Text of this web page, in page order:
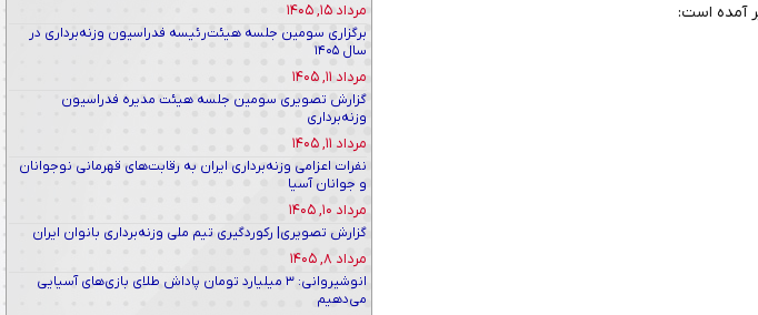
مرداد ۱۵, ۱۴۰۵
برگزاری سومین جلسه هیئت‌رئیسه فدراسیون وزنه‌برداری در
سال ۱۴۰۵
مرداد ۱۱, ۱۴۰۵
گزارش تصویری سومین جلسه هیئت مدیره فدراسیون
وزنه‌برداری
مرداد ۱۱, ۱۴۰۵
نفرات اعزامی وزنه‌برداری ایران به رقابت‌های قهرمانی نوجوانان
و جوانان آسیا
مرداد ۱۰, ۱۴۰۵
گزارش تصویری| رکوردگیری تیم ملی وزنه‌برداری بانوان ایران
مرداد ۸, ۱۴۰۵
انوشیروانی: ۳ میلیارد تومان پاداش طلای بازی‌های آسیایی
می‌دهیم